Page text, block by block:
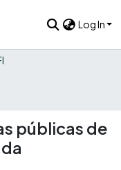
Log In
públicas de